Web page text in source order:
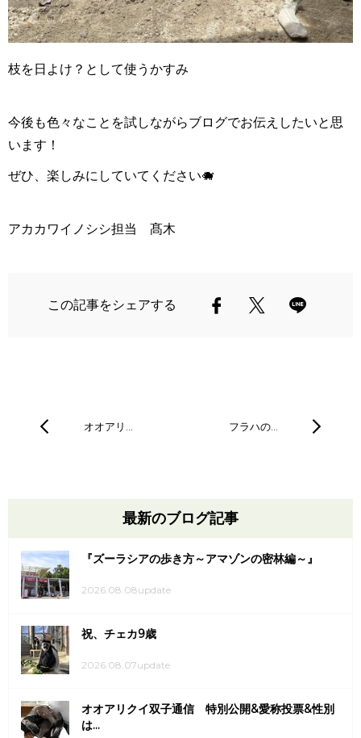
枝を日よけ？として使うかすみ
今後も色々なことを試しながらブログでお伝えしたいと思
います！
ぜひ、楽しみにしていてください🐗
アカカワイノシシ担当 髙木
この記事をシェアする
オオアリ… フラハの…
最新のブログ記事
『ズーラシアの歩き方～アマゾンの密林編～』
2026.08.08update
祝、チェカ9歳
2026.08.07update
オオアリクイ双子通信 特別公開&愛称投票&性別
は...